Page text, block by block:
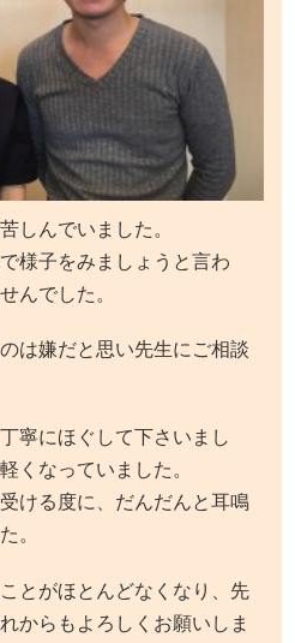
しんでいました。
様子をみましょうと言わ
んでした。
は嫌だと思い先生にご相談
寧にほぐして下さいまし
くなっていました。
ける度に、だんだんと耳鳴
。
とがほとんどなくなり、先
からもよろしくお願いしま